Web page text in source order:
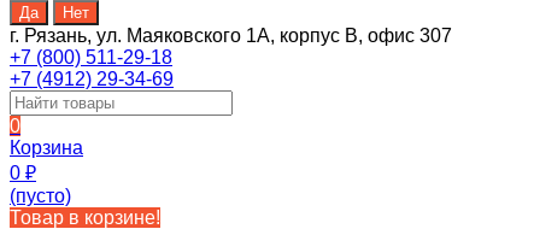
г. Рязань, ул. Маяковского 1А, корпус B, офис 307
+7 (800) 511-29-18
+7 (4912) 29-34-69
0
Корзина
0 ₽
(пусто)
Товар в корзине!